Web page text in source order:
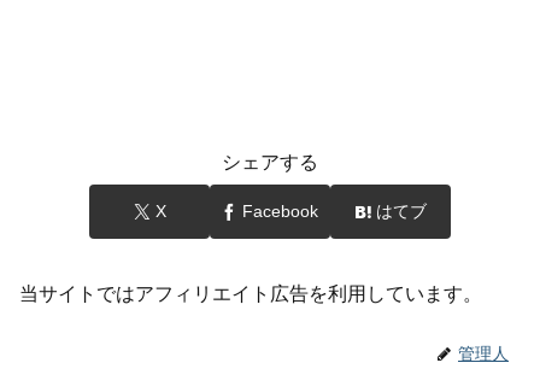
シェアする
X Facebook はてブ
当サイトではアフィリエイト広告を利用しています。
管理人